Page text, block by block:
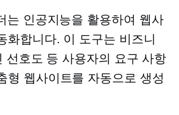
는 인공지능을 활용하여 웹사
화합니다. 이 도구는 비즈니
선호도 등 사용자의 요구 사항
형 웹사이트를 자동으로 생성